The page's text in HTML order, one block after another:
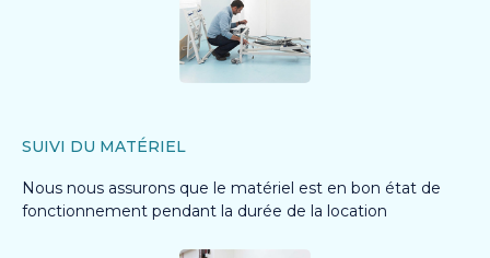
SUIVI DU MATÉRIEL
Nous nous assurons que le matériel est en bon état de
fonctionnement pendant la durée de la location